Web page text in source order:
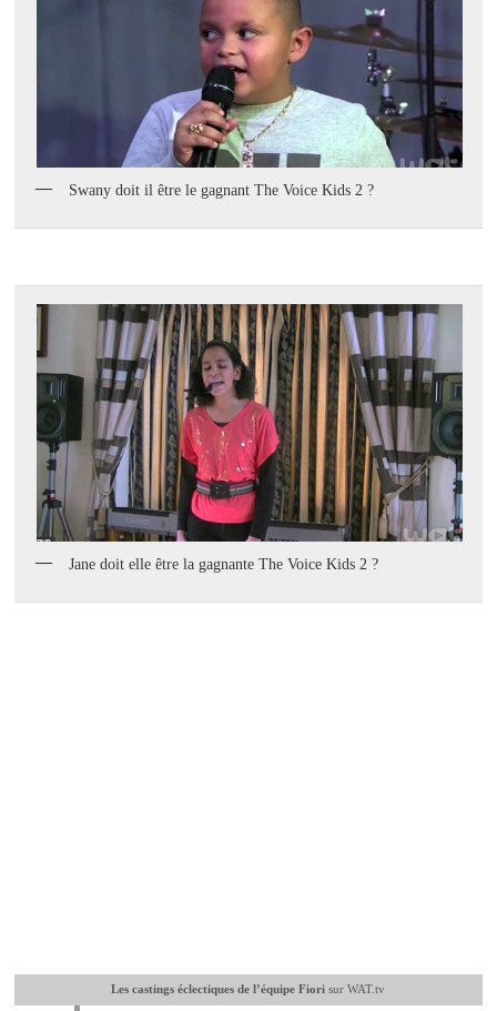
Swany doit il être le gagnant The Voice Kids 2 ?
Jane doit elle être la gagnante The Voice Kids 2 ?
Les castings éclectiques de l’équipe Fiori sur WAT.tv